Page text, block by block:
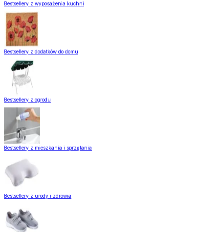
Bestsellery z wyposażenia kuchni
Bestsellery z dodatków do domu
Bestsellery z ogrodu
Bestsellery z mieszkania i sprzątania
Bestsellery z urody i zdrowia